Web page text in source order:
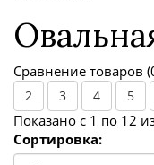
Сравнение товаров
2 3 4 5
Показано с 1 по 12
Сортировка: